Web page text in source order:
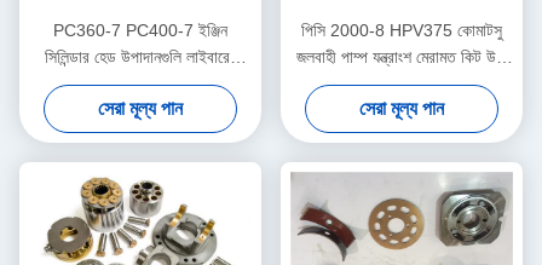
PC360-7 PC400-7 ইঞ্জিন
সিলিন্ডার হেড উপাদানগুলি লাইবারের
নির্মাণ যন্ত্রপাতি জন্য
সেরা মূল্য পান
পিসি 2000-8 HPV375 কোমাটসু
জলবাহী পাম্প যন্ত্রাংশ মেরামত কিট উচ্চ
নির্ভরযোগ্য
সেরা মূল্য পান